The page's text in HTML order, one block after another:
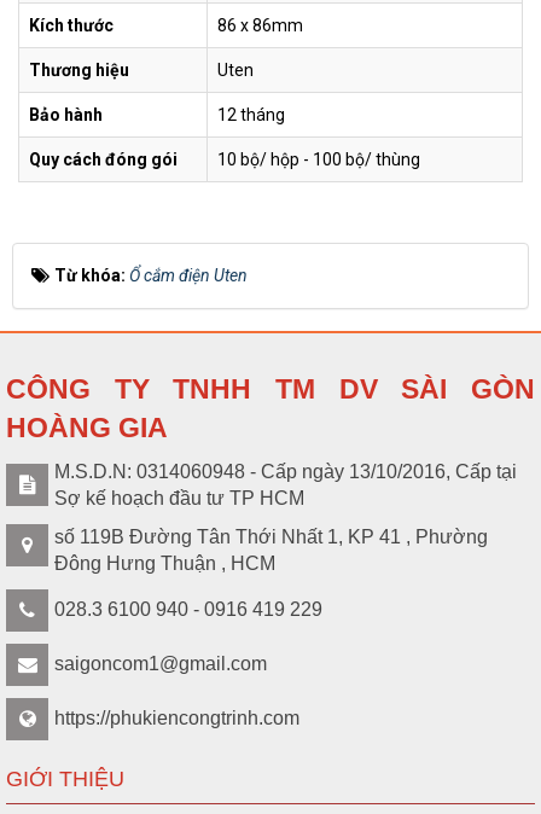
Kích thước 86 x 86mm
Thương hiệu Uten
Bảo hành 12 tháng
Quy cách đóng gói 10 bộ/ hộp - 100 bộ/ thùng
Từ khóa: Ổ cắm điện Uten
CÔNG TY TNHH TM DV SÀI GÒN
HOÀNG GIA
M.S.D.N: 0314060948 - Cấp ngày 13/10/2016, Cấp tại
Sợ kế hoạch đầu tư TP HCM
số 119B Đường Tân Thới Nhất 1, KP 41 , Phường
Đông Hưng Thuận , HCM
028.3 6100 940 - 0916 419 229
saigoncom1@gmail.com
https://phukiencongtrinh.com
GIỚI THIỆU